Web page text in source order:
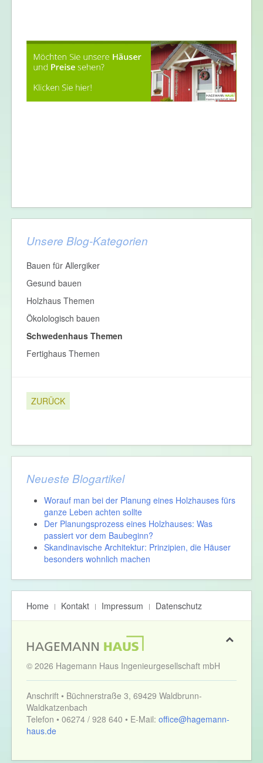
Unsere Blog-Kategorien
Bauen für Allergiker
Gesund bauen
Holzhaus Themen
Ökolologisch bauen
Schwedenhaus Themen
Fertighaus Themen
ZURÜCK
Neueste Blogartikel
Worauf man bei der Planung eines Holzhauses fürs
ganze Leben achten sollte
Der Planungsprozess eines Holzhauses: Was
passiert vor dem Baubeginn?
Skandinavische Architektur: Prinzipien, die Häuser
besonders wohnlich machen
Home Kontakt Impressum Datenschutz
© 2026 Hagemann Haus Ingenieurgesellschaft mbH
Anschrift • Büchnerstraße 3, 69429 Waldbrunn-
Waldkatzenbach
Telefon • 06274 / 928 640 • E-Mail: office@hagemann-
haus.de